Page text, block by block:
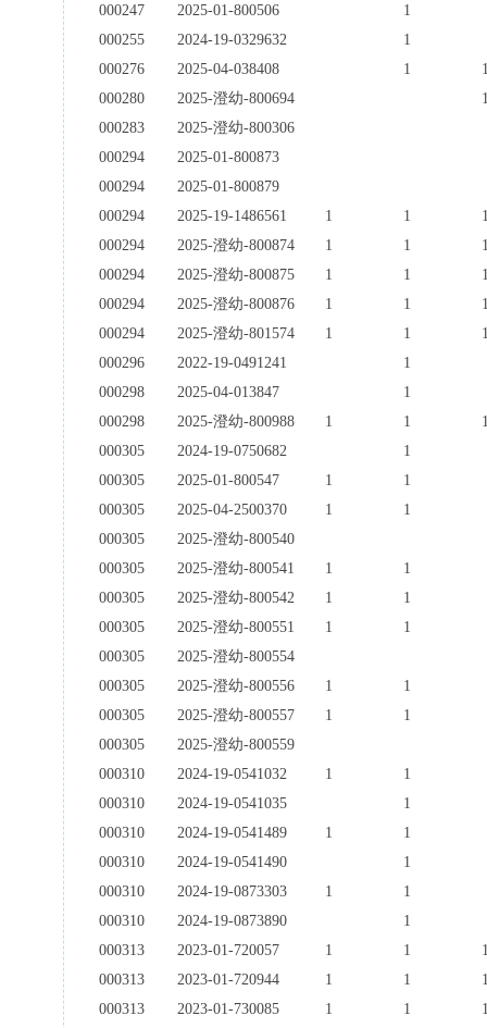
000247
2025-01-800506
1
000255
2024-19-0329632
1
000276
2025-04-038408 1
000280
2025-澄幼-800694
000283
2025-澄幼-800306
000294
2025-01-800873
000294
2025-01-800879
000294
2025-19-1486561 1 1
000294
2025-澄幼-800874 1 1
000294
2025-澄幼-800875 1 1
000294
2025-澄幼-800876 1 1
000294
2025-澄幼-801574 1 1
000296
2022-19-0491241
1
000298
2025-04-013847
1
000298
2025-澄幼-800988 1 1
000305
2024-19-0750682
1
000305
2025-01-800547 1
1
000305
2025-04-2500370 1
1
000305
2025-澄幼-800540
000305
2025-澄幼-800541 1
1
000305
2025-澄幼-800542 1
1
000305
2025-澄幼-800551 1
1
000305
2025-澄幼-800554
000305
2025-澄幼-800556 1
1
000305
2025-澄幼-800557 1
1
000305
2025-澄幼-800559
000310
2024-19-0541032 1
1
000310
2024-19-0541035
1
000310
2024-19-0541489 1
1
000310
2024-19-0541490
1
000310
2024-19-0873303 1
1
000310
2024-19-0873890
1
000313
2023-01-720057 1 1
000313
2023-01-720944 1 1
000313
2023-01-730085 1 1